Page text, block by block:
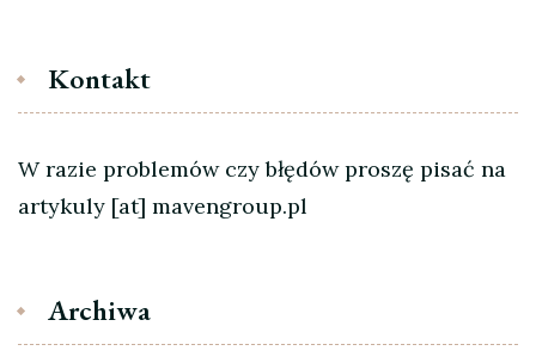
Kontakt
W razie problemów czy błędów proszę pisać na
artykuly [at] mavengroup.pl
Archiwa